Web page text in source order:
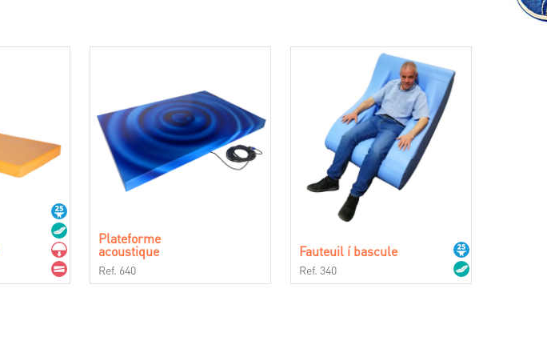
Plateforme
acoustique
Ref. 640
Fauteuil í bascule
Ref. 340